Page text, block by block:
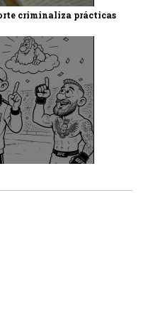
criminaliza prácticas